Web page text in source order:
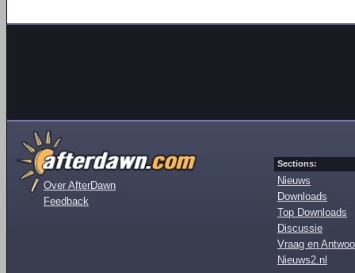
Over AfterDawn
Feedback
Sections:
Nieuws
Downloads
Top Downloads
Discussie
Vraag en
Nieuws2.nl